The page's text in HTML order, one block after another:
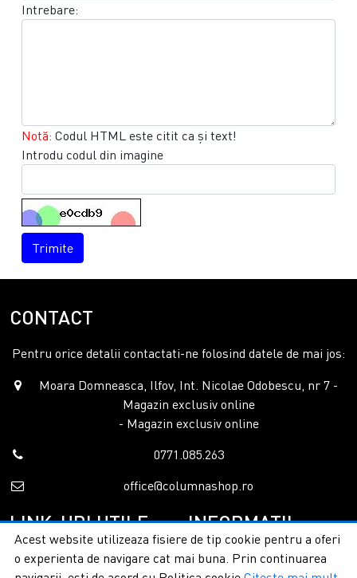
Intrebare:
Notă: Codul HTML este citit ca şi text!
Introdu codul din imagine
Trimite
CONTACT
Pentru orice detalii contactati-ne folosind datele de mai jos:
Moara Domneasca, Ilfov, Int. Nicolae Odobescu, nr 7 -
Magazin exclusiv online
- Magazin exclusiv online
0771.085.263
office@columnashop.ro
LINK-URI UTILE
Acasa
INFORMATII
Garantie si service
Acest website utilizeaza fisiere de tip cookie pentru a oferi
o experienta de navigare cat mai buna. Prin continuarea